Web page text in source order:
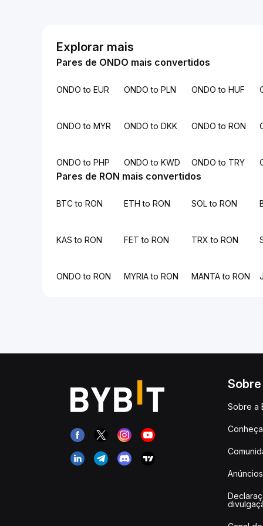
Explorar mais
Pares de ONDO mais convertidos
ONDO to EUR ONDO to PLN ONDO to HUF
ONDO to MYR ONDO to DKK ONDO to RON
ONDO to PHP ONDO to KWD ONDO to TRY
Pares de RON mais convertidos
BTC to RON ETH to RON SOL to RON
KAS to RON FET to RON TRX to RON
ONDO to RON MYRIA to RON MANTA to RON
Sobre
Sobre a
Anúncios